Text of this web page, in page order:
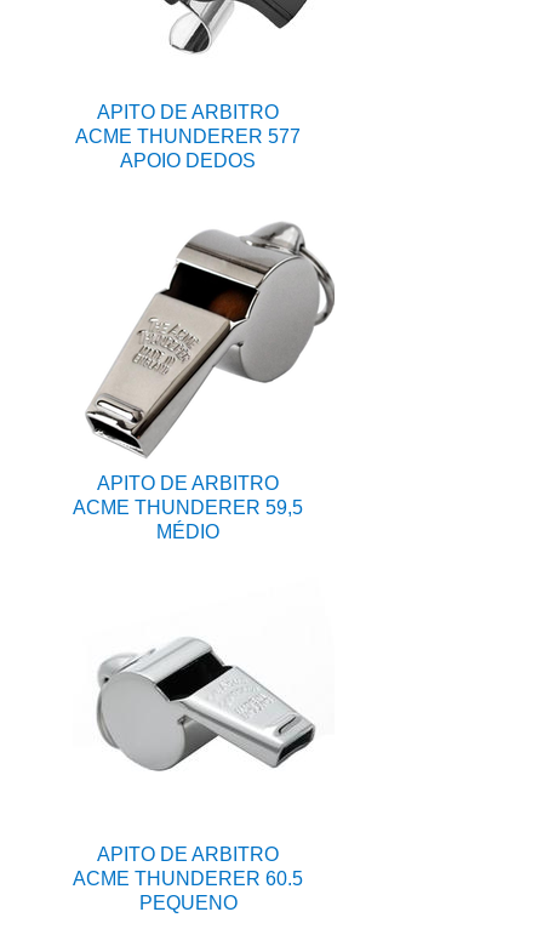
APITO DE ARBITRO
ACME THUNDERER 577
APOIO DEDOS
APITO DE ARBITRO
ACME THUNDERER 59,5
MÉDIO
APITO DE ARBITRO
ACME THUNDERER 60.5
PEQUENO